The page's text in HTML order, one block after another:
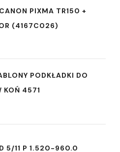
PIXMA TR150 +
(4167C026)
PODKŁADKI DO
KOŃ 4571
5/11 P 1.520-960.0